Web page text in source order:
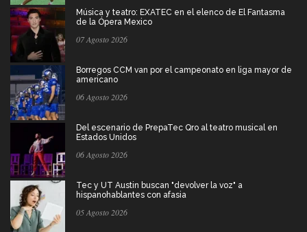
Música y teatro: EXATEC en el elenco de El Fantasma
de la Ópera Mexico
07 Agosto 2026
Borregos CCM van por el campeonato en liga mayor de
americano
06 Agosto 2026
Del escenario de PrepaTec Qro al teatro musical en
Estados Unidos
06 Agosto 2026
Tec y UT Austin buscan "devolver la voz" a
hispanohablantes con afasia
05 Agosto 2026